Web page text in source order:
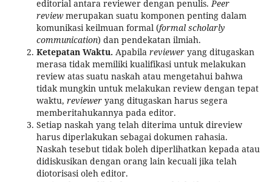
editorial antara reviewer dengan penulis.Peer
reviewmerupakan suatu komponen penting dalam
komunikasi keilmuan formal (formal scholarly
communication) dan pendekatan ilmiah.
Ketepatan Waktu. Apabila revieweryang ditugaskan
merasa tidak memiliki kualifikasi untuk melakukan
review atas suatu naskah atau mengetahui bahwa
tidak mungkin untuk melakukan review dengan tepat
waktu, reviewer yang ditugaskan harus segera
memberitahukannya pada editor.
Setiap naskah yang telah diterima untuk direview
harus diperlakukan sebagai dokumen rahasia.
Naskah tesebut tidak boleh diperlihatkan kepada atau
didiskusikan dengan orang lain kecuali jika telah
diotorisasi oleh editor.